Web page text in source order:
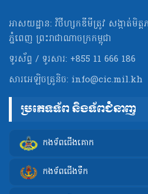
អាសយដ្ឋាន: វិថីហ្សកឌីមីត្រូវ សង្កាត់មិត្ដ
ភ្នំពេញ ព្រះរាជាណាចក្រកម្ពុជា
ទូរស័ព្ទ / ទូរសារ: +855 11 666 186
សារអេឡិចត្រូនិច: info@cic.mil.kh
ប្រភេទទ័ព និងទ័ពជំនាញ
កងទ័ពជើងគោក
កងទ័ពជើងទឹក